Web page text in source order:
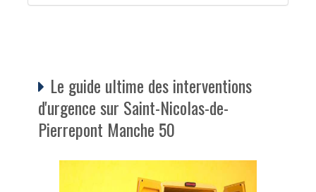
Le guide ultime des interventions
d'urgence sur Saint-Nicolas-de-
Pierrepont Manche 50